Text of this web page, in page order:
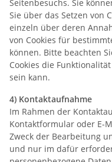
Seitenbesuchs. Sie
Sie über das Setzen von
einzeln über deren
von Cookies für
können. Bitte beachten
Cookies die
sein kann.
4) Kontaktaufnahme
Im Rahmen der
Kontaktformular oder E-
Zweck der Bearbeitung
und nur im dafür